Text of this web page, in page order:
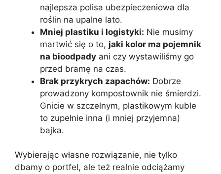
najlepsza polisa ubezpieczeniowa dla
roślin na upalne lato.
Mniej plastiku i logistyki: Nie musimy
martwić się o to, jaki kolor ma pojemnik
na bioodpady ani czy wystawiliśmy go
przed bramę na czas.
Brak przykrych zapachów: Dobrze
prowadzony kompostownik nie śmierdzi.
Gnicie w szczelnym, plastikowym kuble
to zupełnie inna (i mniej przyjemna)
bajka.
Wybierając własne rozwiązanie, nie tylko
dbamy o portfel, ale też realnie odciążamy